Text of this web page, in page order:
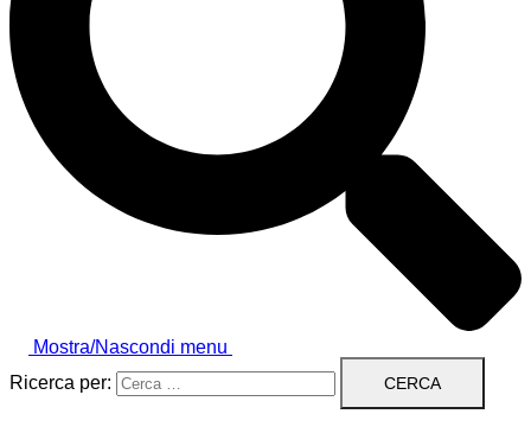
Mostra/Nascondi menu
Ricerca per: